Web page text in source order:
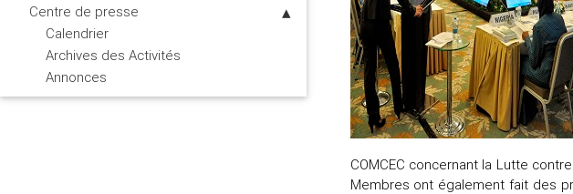
Centre de presse
Calendrier
Archives des Activités
Annonces
COMCEC concernant la Lutte
Membres ont également fait des